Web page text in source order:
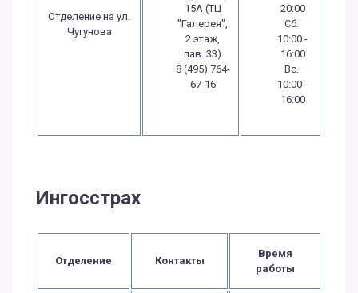
Отделение на ул.
Чугунова
15А (ТЦ
"Галерея",
2 этаж,
пав. 33)
8 (495) 764-
67-16
20:00
Сб.:
10:00 -
16:00
Вс.:
10:00 -
16:00
Ингосстрах
Отделение Контакты
Время
работы